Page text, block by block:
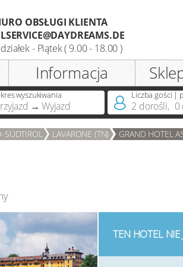
kartę DreamCard?
OBSŁUGI KLIENTA
- Piątek ( 9.00 - 18.00 )
Informacja
wyszukiwania
Wyjazd
Liczba gości |
2 dorośli, 0
SÜDTIROL LAVARONE (TN) GRAND HOTEL
TEN HOTEL NIE